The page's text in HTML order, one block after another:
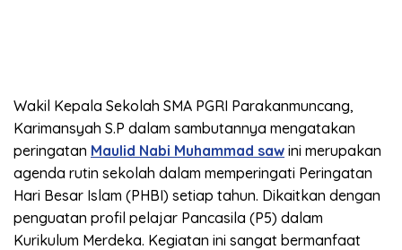
Wakil Kepala Sekolah SMA PGRI Parakanmuncang,
Karimansyah S.P dalam sambutannya mengatakan
peringatan Maulid Nabi Muhammad saw ini merupakan
agenda rutin sekolah dalam memperingati Peringatan
Hari Besar Islam (PHBI) setiap tahun. Dikaitkan dengan
penguatan profil pelajar Pancasila (P5) dalam
Kurikulum Merdeka. Kegiatan ini sangat bermanfaat